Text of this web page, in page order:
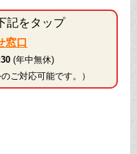
記をタップ
窓口
(年中無休)
ご対応可能です。）